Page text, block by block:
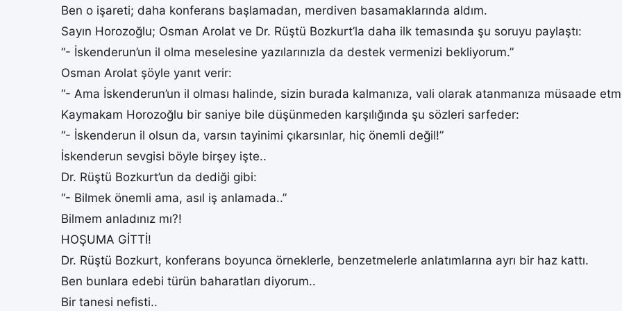
Ben o işareti; daha konferans başlamadan, merdiven basamaklarında aldım.
Sayın Horozoğlu; Osman Arolat ve Dr. Rüştü Bozkurt’la daha ilk temasında şu soruyu paylaştı:
“- İskenderun’un il olma meselesine yazılarınızla da destek vermenizi bekliyorum.”
Osman Arolat şöyle yanıt verir:
“- Ama İskenderun’un il olması halinde, sizin burada kalmanıza, vali olarak atanmanıza müsaade
Kaymakam Horozoğlu bir saniye bile düşünmeden karşılığında şu sözleri sarfeder:
“- İskenderun il olsun da, varsın tayinimi çıkarsınlar, hiç önemli değil!”
İskenderun sevgisi böyle birşey işte..
Dr. Rüştü Bozkurt’un da dediği gibi:
“- Bilmek önemli ama, asıl iş anlamada..”
Bilmem anladınız mı?!
HOŞUMA GİTTİ!
Dr. Rüştü Bozkurt, konferans boyunca örneklerle, benzetmelerle anlatımlarına ayrı bir haz kattı.
Ben bunlara edebi türün baharatları diyorum..
Bir tanesi nefisti..